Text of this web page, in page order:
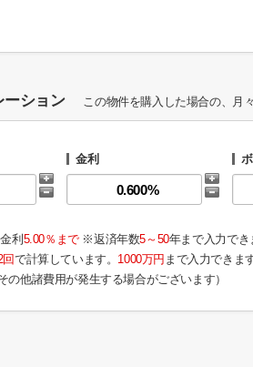
ーション この物件を購入した場合の、月
金利
利 5.00％まで※返済年数5～50年まで入力でき
回で計算しています。 1000万円 まで入力できます
の他諸費用が発生する場合がございます）